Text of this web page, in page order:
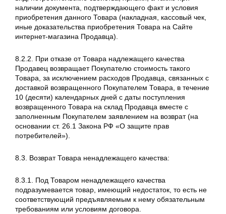
наличии документа, подтверждающего факт и условия
приобретения данного Товара (накладная, кассовый чек,
иные доказательства приобретения Товара на Сайте
интернет-магазина Продавца).
8.2.2. При отказе от Товара надлежащего качества
Продавец возвращает Покупателю стоимость такого
Товара, за исключением расходов Продавца, связанных с
доставкой возвращенного Покупателем Товара, в течение
10 (десяти) календарных дней с даты поступления
возвращенного Товара на склад Продавца вместе с
заполненным Покупателем заявлением на возврат (на
основании ст. 26.1 Закона РФ «О защите прав
потребителей»).
8.3. Возврат Товара ненадлежащего качества:
8.3.1. Под Товаром ненадлежащего качества
подразумевается товар, имеющий недостаток, то есть не
соответствующий предъявляемым к нему обязательным
требованиям или условиям договора.